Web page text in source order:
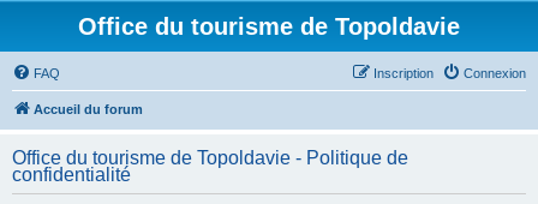
Office du tourisme de Topoldavie
FAQ Connexion
Inscription
Accueil du forum
Office du tourisme de Topoldavie - Politique de
confidentialité